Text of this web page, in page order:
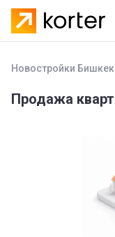
Новостройки
Продажа